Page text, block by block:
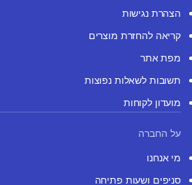
הצהרת נגישות
קריאה להחזרת מוצרים
מפת אתר
תשובות לשאלות נפוצות
מועדון לקוחות
על החברה
מי אנחנו
סניפים ושעות פתיחה